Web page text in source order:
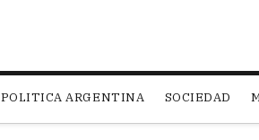
POLITICA ARGENTINA SOCIEDAD